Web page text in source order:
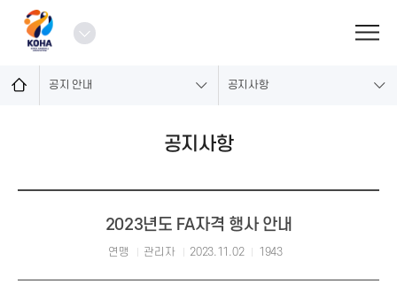
열
공지 안내 공지사항
공지사항
2023년도 FA자격 행사 안내
연맹 관리자 2023.11.02 1943